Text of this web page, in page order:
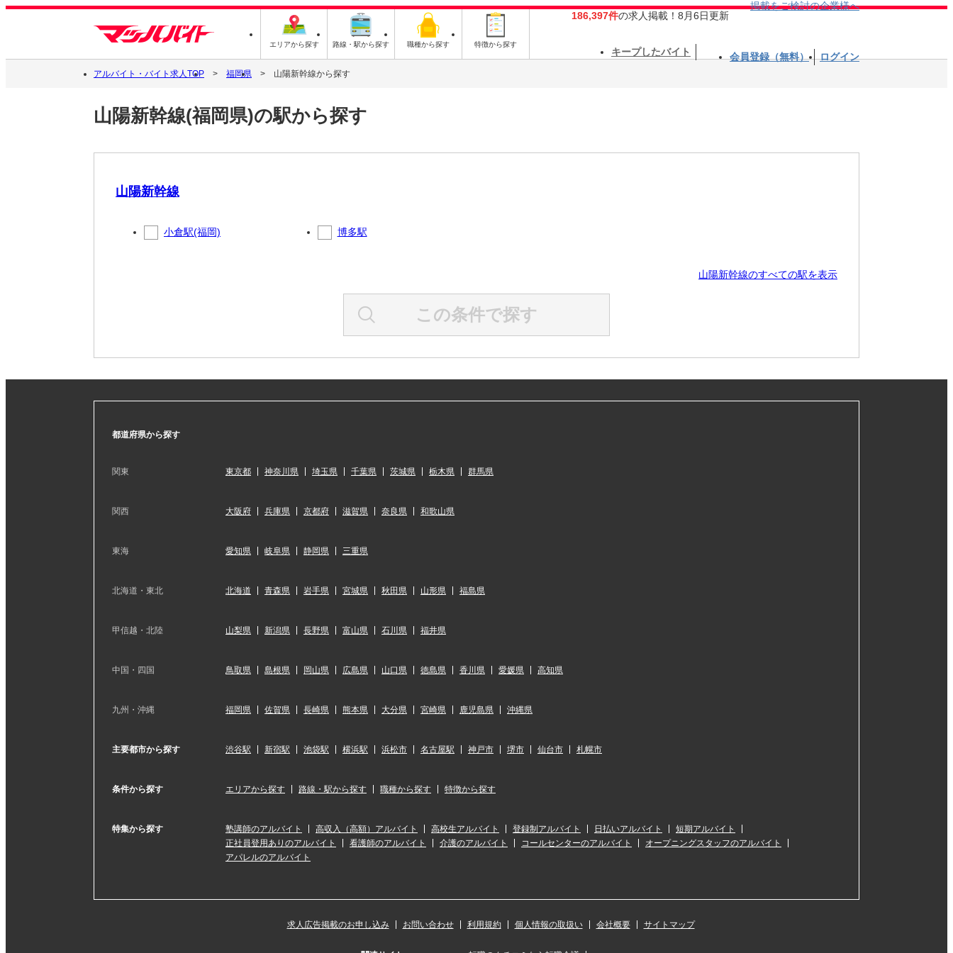
エリアから探す 路線・駅から探す 職種から探す 特徴から探す
186,397件の求人掲載！8月6日更新
掲載をご検討の企業様へ
キープしたバイト 会員登録（無料） ログイン
アルバイト・バイト求人TOP 福岡県 山陽新幹線から探す
山陽新幹線(福岡県)の駅から探す
山陽新幹線
小倉駅(福岡) 博多駅
山陽新幹線のすべての駅を表示
この条件で探す
都道府県から探す
関東 東京都 神奈川県 埼玉県 千葉県 茨城県 栃木県 群馬県
関西 大阪府 兵庫県 京都府 滋賀県 奈良県 和歌山県
東海 愛知県 岐阜県 静岡県 三重県
北海道・東北 北海道 青森県 岩手県 宮城県 秋田県 山形県 福島県
甲信越・北陸 山梨県 新潟県 長野県 富山県 石川県 福井県
中国・四国 鳥取県 島根県 岡山県 広島県 山口県 徳島県 香川県 愛媛県 高知県
九州・沖縄 福岡県 佐賀県 長崎県 熊本県 大分県 宮崎県 鹿児島県 沖縄県
主要都市から探す 渋谷駅 新宿駅 池袋駅 横浜駅 浜松市 名古屋駅 神戸市 堺市 仙台市 札幌市
条件から探す エリアから探す 路線・駅から探す 職種から探す 特徴から探す
特集から探す 塾講師のアルバイト 高収入（高額）アルバイト 高校生アルバイト 登録制アルバイト 日払いアルバイト
短期アルバイト
正社員登用ありのアルバイト
看護師のアルバイト 介護のアルバイト コールセンターのアルバイト
オープニングスタッフのアルバイト
アパレルのアルバイト
求人広告掲載のお申し込み お問い合わせ 利用規約 個人情報の取扱い 会社概要 サイトマップ